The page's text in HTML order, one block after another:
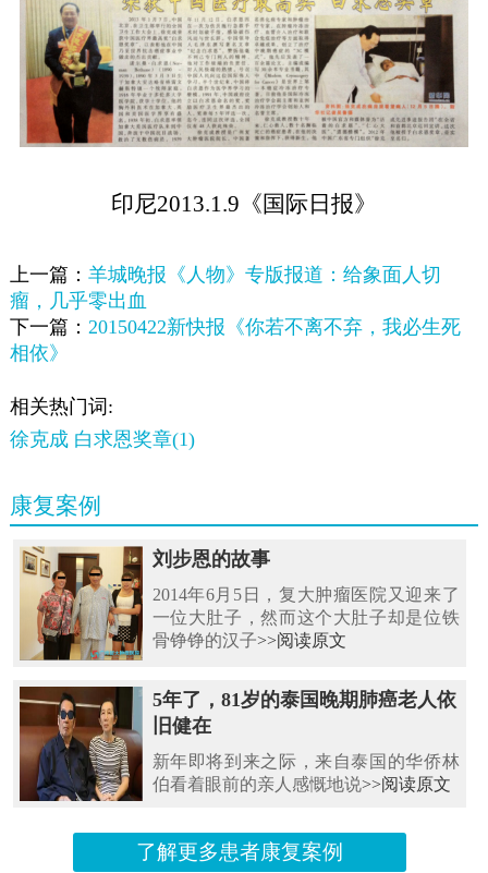
印尼2013.1.9《国际日报》
上一篇： 羊城晚报《人物》专版报道：给象面人切
瘤，几乎零出血
下一篇： 20150422新快报《你若不离不弃，我必生死
相依》
相关热门词:
徐克成 白求恩奖章(1)
康复案例
刘步恩的故事
2014年6月5日，复大肿瘤医院又迎来了
一位大肚子，然而这个大肚子却是位铁
骨铮铮的汉子>>阅读原文
5年了，81岁的泰国晚期肺癌老人依
旧健在
新年即将到来之际，来自泰国的华侨林
伯看着眼前的亲人感慨地说>>阅读原文
了解更多患者康复案例